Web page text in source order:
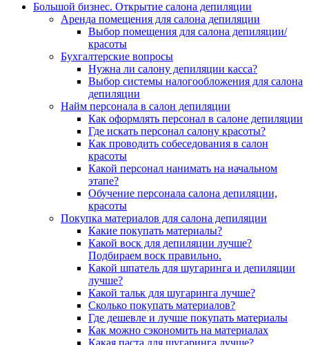
Большой бизнес. Открытие салона депиляции
Аренда помещения для салона депиляции
Выбор помещения для салона депиляции/
красоты
Бухгалтерские вопросы
Нужна ли салону депиляции касса?
Выбор системы налогообложения для салона
депиляции
Найм персонала в салон депиляции
Как оформлять персонал в салоне депиляции
Где искать персонал салону красоты?
Как проводить собеседования в салон
красоты
Какой персонал нанимать на начальном
этапе?
Обучение персонала салона депиляции,
красоты
Покупка материалов для салона депиляции
Какие покупать материалы?
Какой воск для депиляции лучше?
Подбираем воск правильно.
Какой шпатель для шугаринга и депиляции
лучше?
Какой тальк для шугаринга лучше?
Сколько покупать материалов?
Где дешевле и лучше покупать материалы
Как можно сэкономить на материалах